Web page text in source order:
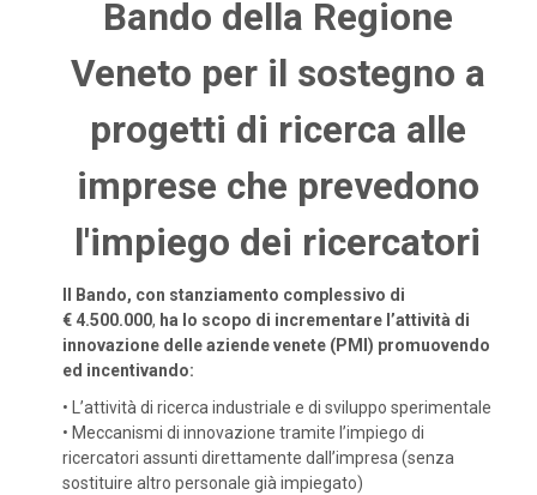
Bando della Regione
Veneto per il sostegno a
progetti di ricerca alle
imprese che prevedono
l'impiego dei ricercatori
Il Bando, con stanziamento complessivo di
€ 4.500.000, ha lo scopo di incrementare l’attività di
innovazione delle aziende venete (PMI) promuovendo
ed incentivando:
• L’attività di ricerca industriale e di sviluppo sperimentale
• Meccanismi di innovazione tramite l’impiego di
ricercatori assunti direttamente dall’impresa (senza
sostituire altro personale già impiegato)